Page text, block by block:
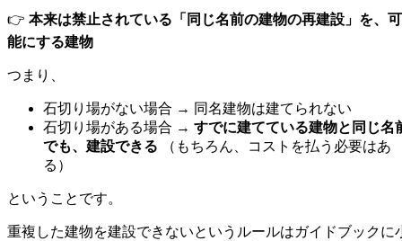
👉 本来は禁止されている「同じ名前の建物の再建設」を、可
能にする建物
つまり、
石切り場がない場合 → 同名建物は建てられない
石切り場がある場合 → すでに建てている建物と同じ名
でも、建設できる （もちろん、コストを払う必要はあ
る）
ということです。
重複した建物を建設できないというルールはガイドブックに